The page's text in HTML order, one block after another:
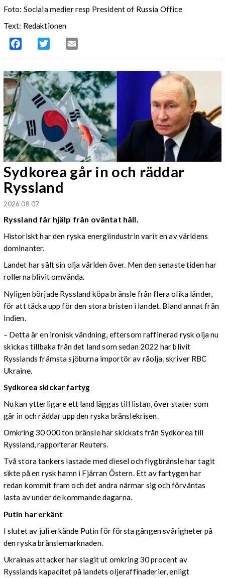
Foto: Sociala medier resp President of Russia Office
Text: Redaktionen
Facebook Twitter
Sydkorea går in och räddar
Ryssland
2026 08 07
Ryssland får hjälp från oväntat håll.
Historiskt har den ryska energiindustrin varit en av världens
dominanter.
Landet har sålt sin olja världen över. Men den senaste tiden har
rollerna blivit omvända.
Nyligen började Ryssland köpa bränsle från flera olika länder,
för att täcka upp för den stora bristen i landet. Bland annat från
Indien.
– Detta är en ironisk vändning, eftersom raffinerad rysk olja nu
skickas tillbaka från det land som sedan 2022 har blivit
Rysslands främsta sjöburna importör av råolja, skriver RBC
Ukraine.
Sydkorea skickar fartyg
Nu kan ytterligare ett land läggas till listan, över stater som
går in och räddar upp den ryska bränslekrisen.
Omkring 30 000 ton bränsle har skickats från Sydkorea till
Ryssland, rapporterar Reuters.
Två stora tankers lastade med diesel och flygbränsle har tagit
sikte på en rysk hamn i Fjärran Östern. Ett av fartygen har
redan kommit fram och det andra närmar sig och förväntas
lasta av under de kommande dagarna.
Putin har erkänt
I slutet av juli erkände Putin för första gången svårigheter på
den ryska bränslemarknaden.
Ukrainas attacker har slagit ut omkring 30 procent av
Rysslands kapacitet på landets oljeraffinaderier, enligt